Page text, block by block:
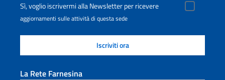
Sì, voglio iscrivermi alla Newsletter per ricevere
aggiornamenti sulle attività di questa sede
La Rete Farnesina